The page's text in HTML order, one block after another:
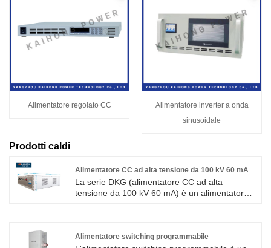
Alimentatore regolato CC
Alimentatore inverter a onda
sinusoidale
Prodotti caldi
Alimentatore CC ad alta tensione da 100 kV 60 mA
La serie DKG (alimentatore CC ad alta
tensione da 100 kV 60 mA) è un alimentatore a
dotato di protezione da scarica e funzioni di
Alimentatore switching programmabile